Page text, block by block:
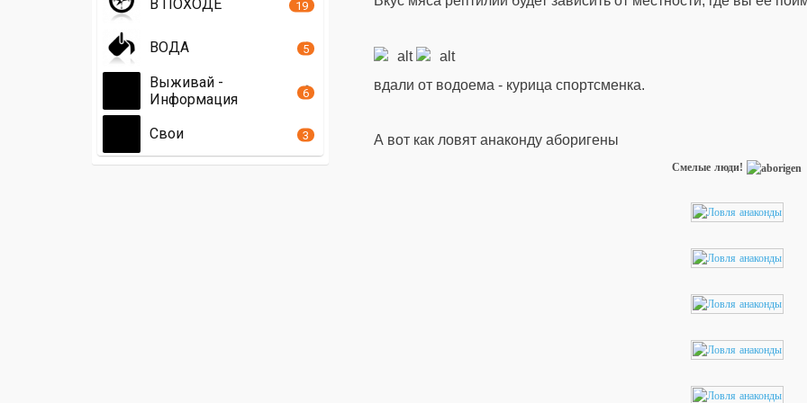
вдали от водоема - курица спортсменка.
А вот как ловят анаконду аборигены
Смелые люди!
В ПОХОДЕ 19
ВОДА 5
Выживай -
Информация
6
Свои 3